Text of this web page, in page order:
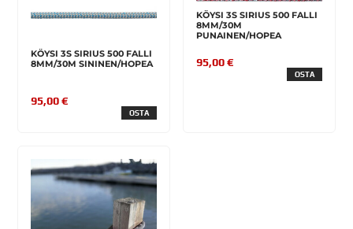
KÖYSI 3S SIRIUS 500 FALLI
8MM/30M SININEN/HOPEA
95,00 €
OSTA
KÖYSI 3S SIRIUS 500 FALLI
8MM/30M
PUNAINEN/HOPEA
95,00 €
OSTA